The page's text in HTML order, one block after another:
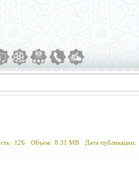
Дата публикации:
8.31 MB
Объем:
126